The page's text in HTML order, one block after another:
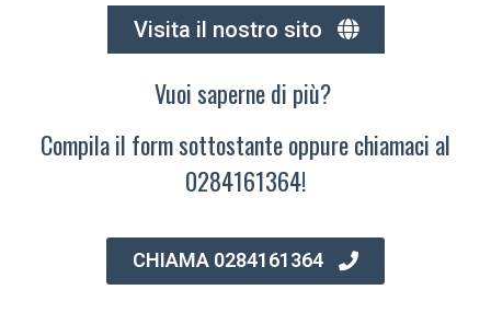
Visita il nostro sito
Vuoi saperne di più?
Compila il form sottostante oppure chiamaci al
0284161364!
CHIAMA 0284161364